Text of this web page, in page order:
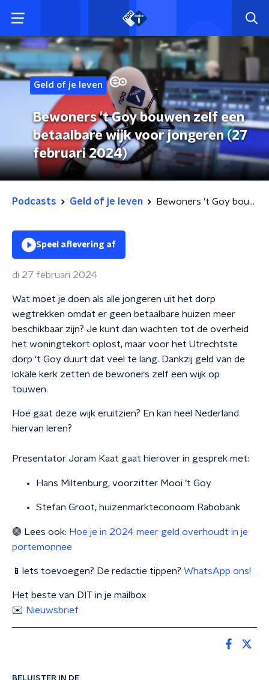
Geld of je leven
Bewoners 't Goy bouwen zelf een
betaalbare wijk voor jongeren (27
februari 2024)
Podcasts Geld of je leven Bewoners 't Goy bouwen zelf een betaalbare wijk voor jongeren (27 februari 2024)
BELUISTER IN DE
Speel aflevering af
di 27 februari 2024
Wat moet je doen als alle jongeren uit het dorp
wegtrekken omdat er geen betaalbare huizen meer
beschikbaar zijn? Je kunt dan wachten tot de overheid
het woningtekort oplost, maar voor het Utrechtste
dorp ‘t Goy duurt dat veel te lang. Dankzij geld van de
lokale kerk zetten de bewoners zelf een wijk op
touwen.
Hoe gaat deze wijk eruitzien? En kan heel Nederland
hiervan leren?
Presentator Joram Kaat gaat hierover in gesprek met:
Hans Miltenburg, voorzitter Mooi ’t Goy
Stefan Groot, huizenmarkteconoom Rabobank
🟣 Lees ook: Hoe je in 2024 meer geld overhoudt in je
portemonnee
📱Iets toevoegen? De redactie tippen? WhatsApp ons!
Het beste van DIT in je mailbox
✉️ Nieuwsbrief